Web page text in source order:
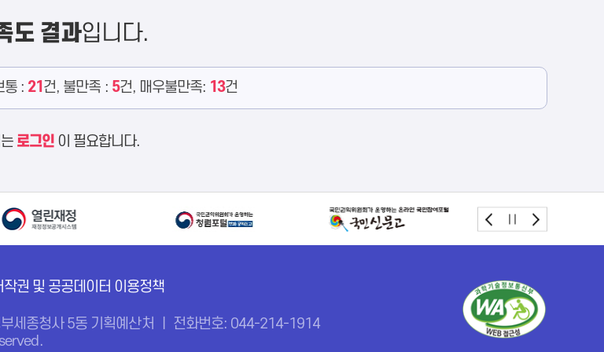
도 결과입니다.
통 : 21 건, 불만족 : 5건, 매우불만족: 13건
로그인 이 필요합니다.
작권 및 공공데이터 이용정책
세종청사 5동 기획예산처 ㅣ 전화번호: 044-214-1914